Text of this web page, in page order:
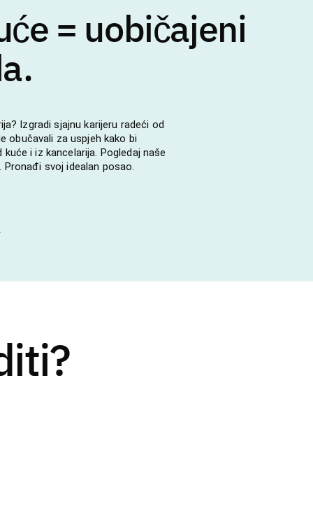
= uobičajeni
Izgradi sjajnu karijeru radeći od
obučavali za uspjeh kako bi
i iz kancelarija. Pogledaj naše
svoj idealan posao.